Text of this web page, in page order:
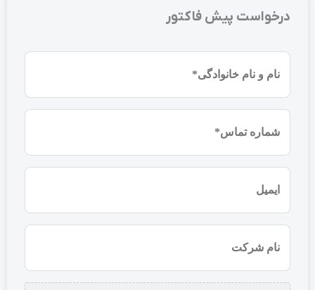
درخواست پیش فاکتور
نام
(ضروری)
موبایل
(ضروری)
شرکت